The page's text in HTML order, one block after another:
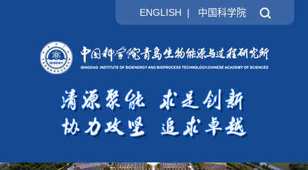
ENGLISH | 中国科学院